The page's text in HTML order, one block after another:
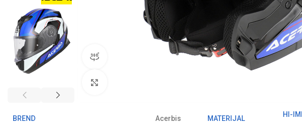
360° pregled proizvoda
BREND Acerbis MATERIJAL
HI-